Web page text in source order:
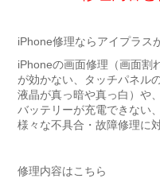
iPhone修理ならアイプラス
iPhoneの画面修理（画面割
が効かない、タッチパネル
液晶が真っ暗や真っ白）や
バッテリーが充電できない
様々な不具合・故障修理に
修理内容はこちら